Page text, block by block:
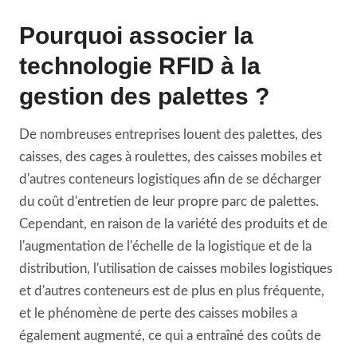
Pourquoi associer la
technologie RFID à la
gestion des palettes ?
De nombreuses entreprises louent des palettes, des
caisses, des cages à roulettes, des caisses mobiles et
d'autres conteneurs logistiques afin de se décharger
du coût d'entretien de leur propre parc de palettes.
Cependant, en raison de la variété des produits et de
l'augmentation de l'échelle de la logistique et de la
distribution, l'utilisation de caisses mobiles logistiques
et d'autres conteneurs est de plus en plus fréquente,
et le phénomène de perte des caisses mobiles a
également augmenté, ce qui a entraîné des coûts de